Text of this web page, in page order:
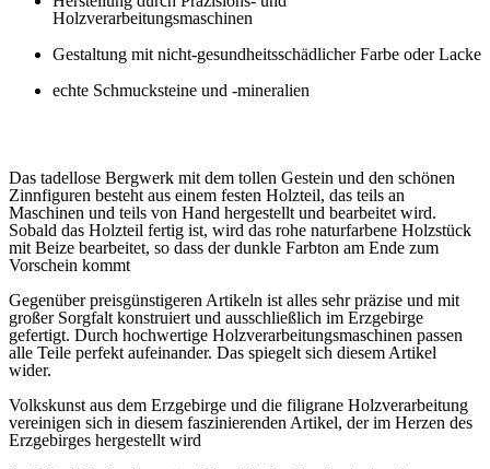
hochwertige Handwerkskunst aus dem Erzgebirge
Herstellung durch Präzisions- und
Holzverarbeitungsmaschinen
Gestaltung mit nicht-gesundheitsschädlicher Farbe oder Lacke
Das tadellose Bergwerk mit dem tollen Gestein und den schönen
Zinnfiguren besteht aus einem festen Holzteil, das teils an
Maschinen und teils von Hand hergestellt und bearbeitet wird.
Sobald das Holzteil fertig ist, wird das rohe naturfarbene Holzstück
mit Beize bearbeitet, so dass der dunkle Farbton am Ende zum
Vorschein kommt
Gegenüber preisgünstigeren Artikeln ist alles sehr präzise und mit
großer Sorgfalt konstruiert und ausschließlich im Erzgebirge
gefertigt. Durch hochwertige Holzverarbeitungsmaschinen passen
alle Teile perfekt aufeinander. Das spiegelt sich diesem Artikel
wider.
Volkskunst aus dem Erzgebirge und die filigrane Holzverarbeitung